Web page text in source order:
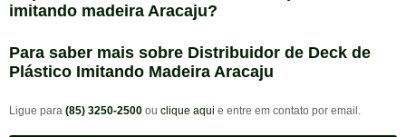
imitando madeira Aracaju?
Para saber mais sobre Distribuidor de Deck de
Plástico Imitando Madeira Aracaju
Ligue para (85) 3250-2500 ou clique aqui e entre em contato por email.